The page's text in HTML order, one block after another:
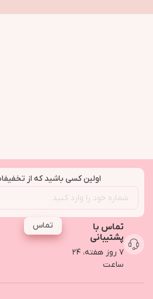
اولین کسی باشید که از
تماس با
پشتیبانی
۷ روز هفته، ۲۴
ساعت
تماس